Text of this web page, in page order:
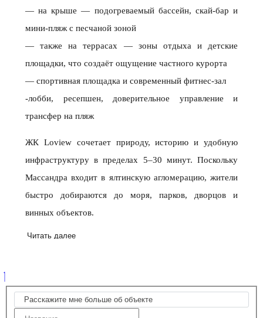
— на крыше — подогреваемый бассейн, скай‑бар и
мини‑пляж с песчаной зоной
— также на террасах — зоны отдыха и детские
площадки, что создаёт ощущение частного курорта
— спортивная площадка и современный фитнес‑зал
-лобби, ресепшен, доверительное управление и
трансфер на пляж
ЖК Loview сочетает природу, историю и удобную
инфраструктуру в пределах 5–30 минут. Поскольку
Массандра входит в ялтинскую агломерацию, жители
быстро добираются до моря, парков, дворцов и
винных объектов.
Читать далее